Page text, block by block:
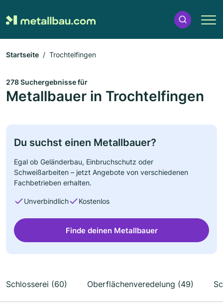
Startseite Trochtelfingen
278 Suchergebnisse für
Metallbauer in Trochtelfingen
Du suchst einen Metallbauer?
Egal ob Geländerbau, Einbruchschutz oder
Schweißarbeiten – jetzt Angebote von verschiedenen
Fachbetrieben erhalten.
Unverbindlich Kostenlos
Finde deinen Metallbauer
Schlosserei (60) Oberflächenveredelung (49)